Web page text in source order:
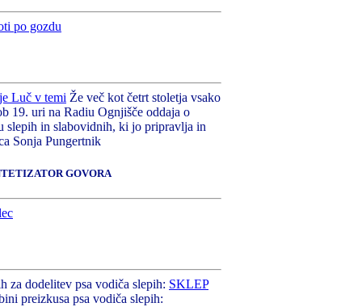
Že več kot četrt stoletja vsako
19. uri na Radiu Ognjišče oddaja o
slepih in slabovidnih, ki jo pripravlja in
Sonja Pungertnik
GOVORA
za dodelitev psa vodiča slepih: SKLEP
preizkusa psa vodiča slepih: